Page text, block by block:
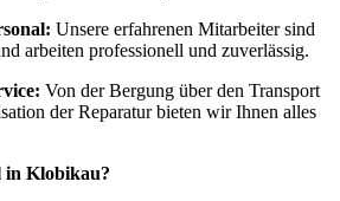
Unsere erfahrenen Mitarbeiter sind
arbeiten professionell und zuverlässig.
Von der Bergung über den Transport
der Reparatur bieten wir Ihnen alles
in Klobikau?